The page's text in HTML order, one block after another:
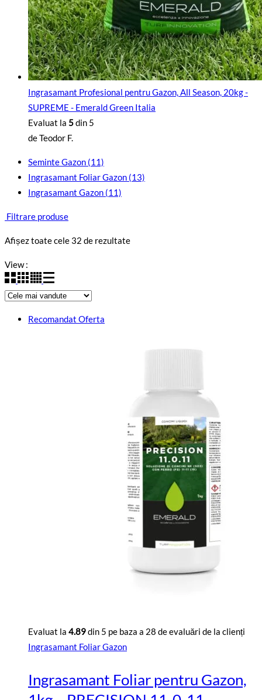
Ingrasamant Profesional pentru Gazon, All Season, 20kg -
SUPREME - Emerald Green Italia
Evaluat la 5din 5
de Teodor F.
Seminte Gazon (11)
Ingrasamant Foliar Gazon (13)
Ingrasamant Gazon (11)
Filtrare produse
Afișez toate cele 32 de rezultateSortat
View :
Recomandat Oferta
Evaluat la 4.89din 5 pe baza a 28 de evaluări de la clienți
Ingrasamant Foliar Gazon
Ingrasamant Foliar pentru Gazon,